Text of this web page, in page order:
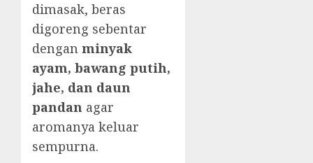
dimasak, beras
digoreng sebentar
dengan minyak
ayam, bawang putih,
jahe, dan daun
pandan agar
aromanya keluar
sempurna.